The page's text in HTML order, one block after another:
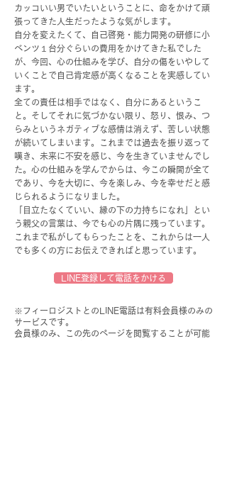
カッコいい男でいたいということに、命をかけて頑
張ってきた人生だったような気がします。
自分を変えたくて、自己啓発・能力開発の研修に小
ベンツ１台分ぐらいの費用をかけてきた私でした
が、今回、心の仕組みを学び、自分の傷をいやして
いくことで自己肯定感が高くなることを実感してい
ます。
全ての責任は相手ではなく、自分にあるというこ
と。そしてそれに気づかない限り、怒り、恨み、つ
らみというネガティブな感情は消えず、苦しい状態
が続いてしまいます。これまでは過去を振り返って
嘆き、未来に不安を感じ、今を生きていませんでし
た。心の仕組みを学んでからは、今この瞬間が全て
であり、今を大切に、今を楽しみ、今を幸せだと感
じられるようになりました。
「目立たなくていい、縁の下の力持ちになれ」とい
う親父の言葉は、今でも心の片隅に残っています。
これまで私がしてもらったことを、これからは一人
でも多くの方にお伝えできればと思っています。
LINE登録して電話をかける
※フィーロジストとのLINE電話は有料会員様のみの
サービスです。
​会員様のみ、この先のページを閲覧することが可能